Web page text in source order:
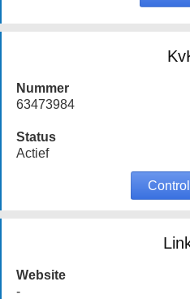
Nummer
63473984
Status
Actief
Website
-